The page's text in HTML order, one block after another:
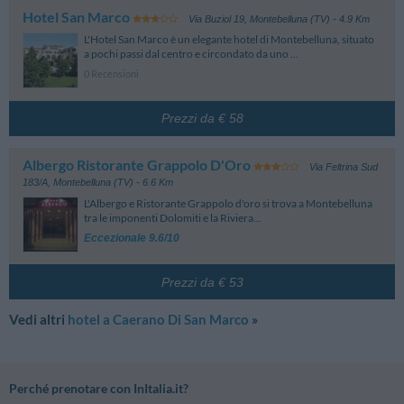
- aeroporto "Valerio Catullo" di Verona
Aeroporto Civile Di Padova
43.78 km
Padova
Aeroporto Bolzano Dolomiti
91.73 km
Laives (Bolzano)
Aeroporto Valerio Catullo
Villafranca Di Verona (Verona)
Viale Della Stazione, 9 - Montebelluna
Hotel San Marco Via Buziol 19, Montebelluna (TV) - 4.9 Km
L'Hotel San Marco è un elegante hotel di Montebelluna, situato
a pochi passi dal centro e circondato da uno ...
0 Recensioni
Prezzi da € 58
Albergo Ristorante Grappolo D'Oro
Via Feltrina Sud
183/A Montebelluna (TV) - 6.6 Km
L'Albergo e Ristorante Grappolo d'oro si trova a Montebelluna
tra le imponenti Dolomiti e la Riviera...
Eccezionale 9.6/10
Prezzi da € 53
Vedi altri hotel a Caerano Di San Marco »
Perché prenotare con InItalia.it?